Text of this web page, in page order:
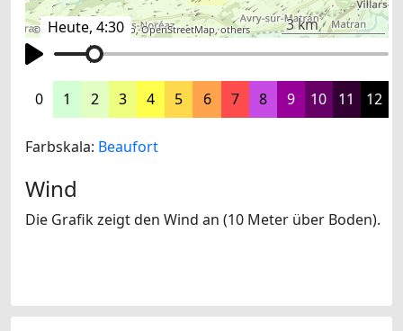
Heute, 4:30
©search.ch,swisstopo,OpenStreetMap ,others 3 km
0 1 2 3 4 5 6 7 8 9 10 11 12
Farbskala: Beaufort
Wind
Die Grafik zeigt den Wind an (10 Meter über Boden).